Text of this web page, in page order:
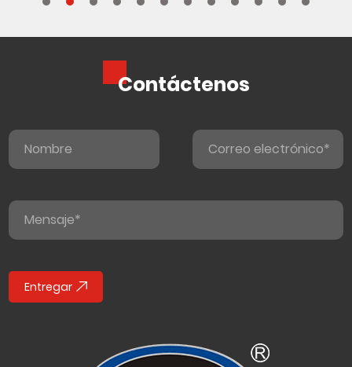
Contáctenos
Entregar